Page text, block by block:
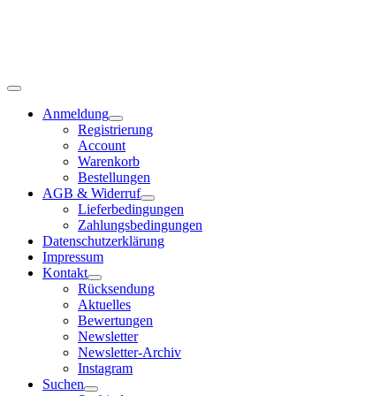
Anmeldung
Registrierung
Account
Warenkorb
Bestellungen
AGB & Widerruf
Lieferbedingungen
Zahlungsbedingungen
Datenschutzerklärung
Impressum
Kontakt
Rücksendung
Aktuelles
Bewertungen
Newsletter
Newsletter-Archiv
Instagram
Suchen